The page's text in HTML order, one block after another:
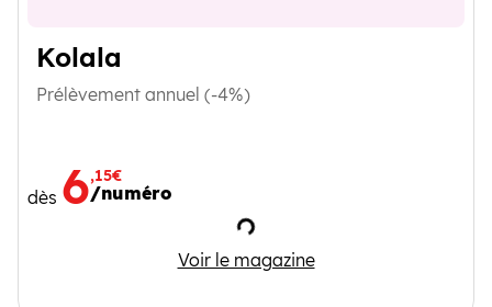
Kolala
Prélèvement annuel (-4%)
dès 6,15€
/numéro
Chargement
Voir le magazine
Kolala